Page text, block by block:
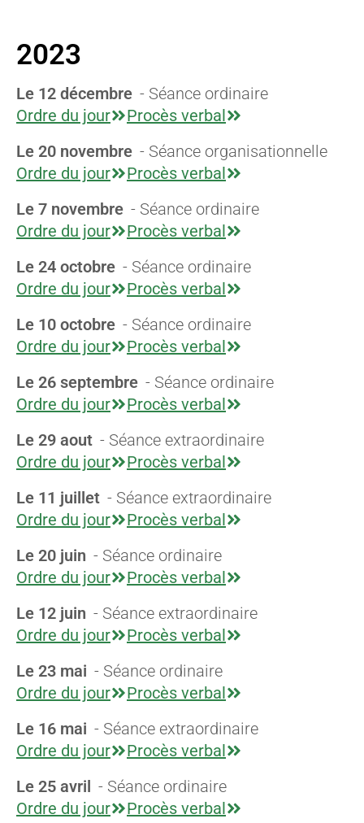
2023
Le 12 décembre - Séance ordinaire
Ordre du jour
Procès verbal
Le 20 novembre - Séance organisationnelle
Ordre du jour
Procès verbal
Le 7 novembre - Séance ordinaire
Ordre du jour
Procès verbal
Le 24 octobre - Séance ordinaire
Ordre du jour
Procès verbal
Le 10 octobre - Séance ordinaire
Ordre du jour
Procès verbal
Le 26 septembre - Séance ordinaire
Ordre du jour
Procès verbal
Le 29 aout - Séance extraordinaire
Ordre du jour
Procès verbal
Le 11 juillet - Séance extraordinaire
Ordre du jour
Procès verbal
Le 20 juin - Séance ordinaire
Ordre du jour
Procès verbal
Le 12 juin - Séance extraordinaire
Ordre du jour
Procès verbal
Le 23 mai - Séance ordinaire
Ordre du jour
Procès verbal
Le 16 mai - Séance extraordinaire
Ordre du jour
Procès verbal
Le 25 avril - Séance ordinaire
Ordre du jour
Procès verbal